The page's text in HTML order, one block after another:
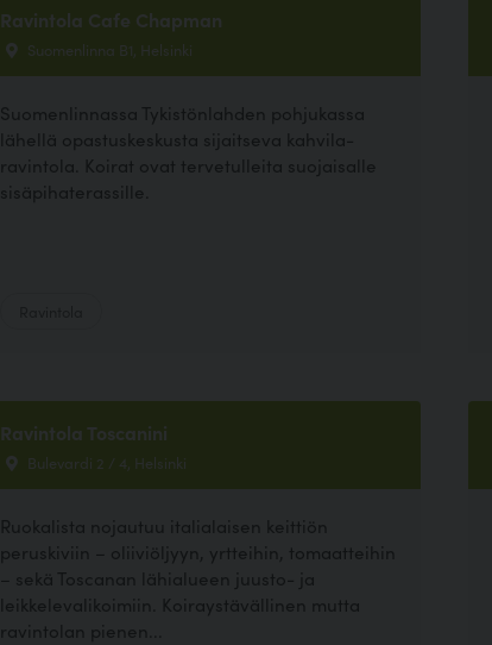
Ravintola Cafe Chapman
Suomenlinna B1, Helsinki
Suomenlinnassa Tykistönlahden pohjukassa
lähellä opastuskeskusta sijaitseva kahvila-
ravintola. Koirat ovat tervetulleita suojaisalle
sisäpihaterassille.
Ravintola Toscanini
Bulevardi 2 / 4, Helsinki
Ruokalista nojautuu italialaisen keittiön
peruskiviin – oliiviöljyyn, yrtteihin, tomaatteihin
– sekä Toscanan lähialueen juusto- ja
leikkelevalikoimiin. Koiraystävällinen mutta
ravintolan pienen...